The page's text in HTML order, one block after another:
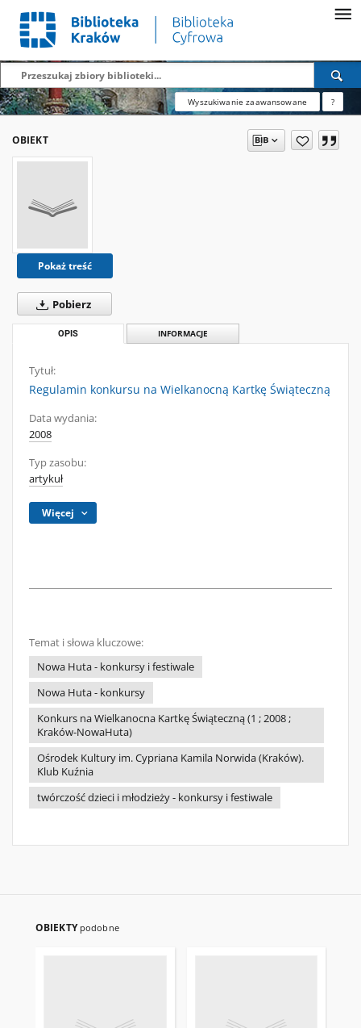
Wyszukiwanie zaawansowane ?
OBIEKT
Pokaż treść
Pobierz
OPIS INFORMACJE
Tytuł:
Regulamin konkursu na Wielkanocną Kartkę Świąteczną
Data wydania:
2008
Typ zasobu:
artykuł
Więcej
Temat i słowa kluczowe:
Nowa Huta - konkursy i festiwale
Nowa Huta - konkursy
Konkurs na Wielkanocna Kartkę Świąteczną (1 ; 2008 ;
Kraków-NowaHuta)
Ośrodek Kultury im. Cypriana Kamila Norwida (Kraków).
Klub Kuźnia
twórczość dzieci i młodzieży - konkursy i festiwale
OBIEKTY podobne